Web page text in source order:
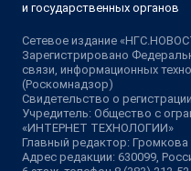
и государственных органов
Сетевое издание
Зарегистрировано
связи, информационных
(Роскомнадзор)
Свидетельство о
Учредитель: Общество с
«ИНТЕРНЕТ ТЕХНОЛОГИИ»
Главный редактор:
Адрес редакции: 630099,